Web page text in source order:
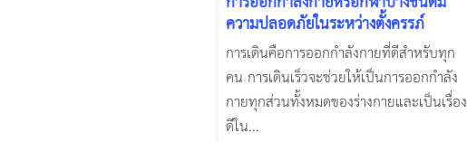
ความปลอดภัยในระหว่างตั้งครรภ์
การเดินคือการออกกำลังกายที่ดีสำหรับทุก
คน การเดินเร็วจะช่วยให้เป็นการออกกำลัง
กายทุกส่วนทั้งหมดของร่างกายและเป็นเรื่อง
ดีใน...